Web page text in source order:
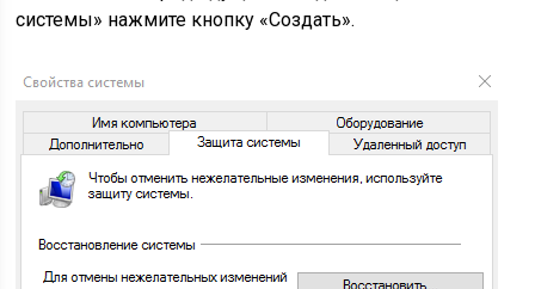
системы» нажмите кнопку «Создать».